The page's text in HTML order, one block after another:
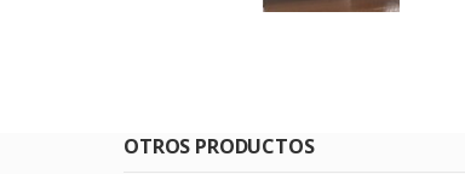
OTROS PRODUCTOS